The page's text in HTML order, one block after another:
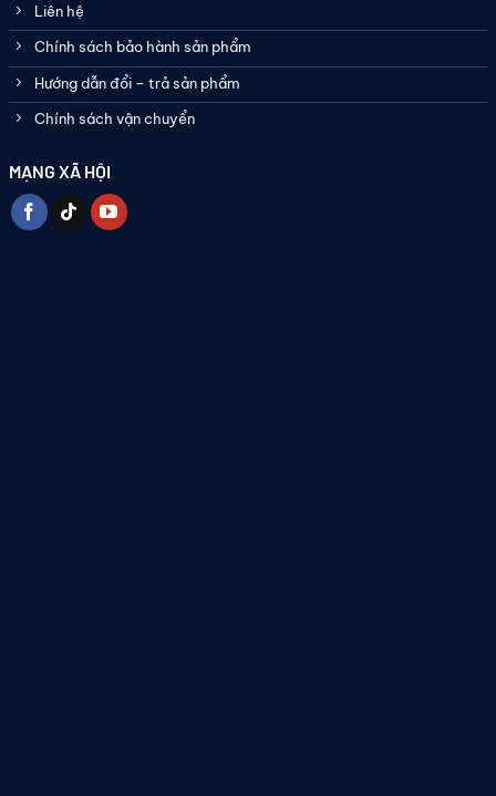
Liên hệ
Chính sách bảo hành sản phẩm
Hướng dẫn đổi – trả sản phẩm
Chính sách vận chuyển
MẠNG XÃ HỘI